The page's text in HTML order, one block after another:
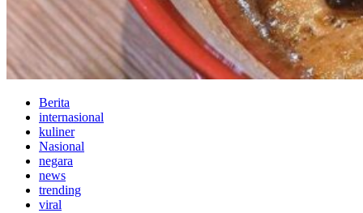
Berita
internasional
kuliner
Nasional
negara
news
trending
viral